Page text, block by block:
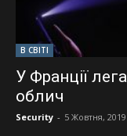
В СВІТІ
У Франції
облич
Security - 5 Жовтня, 2019